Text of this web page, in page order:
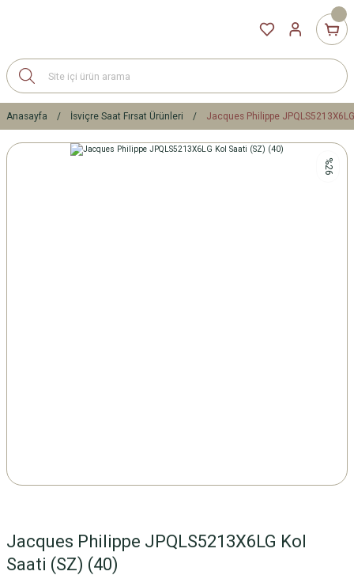
Anasayfa İsviçre Saat Fırsat Ürünleri Jacques Philippe
%26
Jacques Philippe JPQLS5213X6LG Kol
Saati (SZ) (40)